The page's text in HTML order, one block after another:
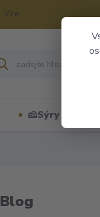
Více
🧀Sýry
Blog